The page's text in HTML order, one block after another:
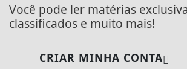
Você pode ler matérias
classificados e muito mais!
CRIAR MINHA CONTA